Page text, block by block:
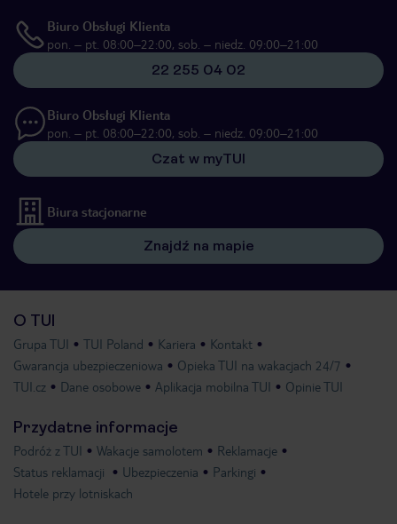
Biuro Obsługi Klienta
pon. – pt. 08:00–22:00, sob. – niedz. 09:00–21:00
22 255 04 02
Biuro Obsługi Klienta
pon. – pt. 08:00–22:00, sob. – niedz. 09:00–21:00
Czat w myTUI
Biura stacjonarne
Znajdź na mapie
O TUI
Grupa TUI TUI Poland Kariera
Kontakt
Gwarancja ubezpieczeniowa
Opieka TUI na wakacjach 24/7
TUI.cz
Dane osobowe Aplikacja mobilna TUI Opinie TUI
Przydatne informacje
Podróż z TUI Wakacje samolotem
Reklamacje
Status reklamacji
Ubezpieczenia
Parkingi
Hotele przy lotniskach